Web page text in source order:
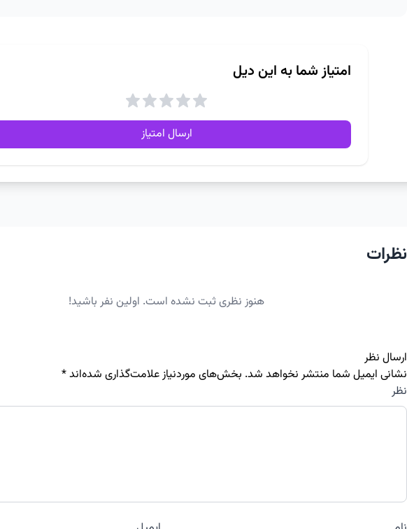
امتیاز شما به این دیل
ارسال امتیاز
نظرات
هنوز نظری ثبت نشده است. اولین نفر باشید!
ارسال نظر
نشانی ایمیل شما منتشر نخواهد شد. بخش‌های موردنیاز علامت‌گذاری شده‌اند*
نظر